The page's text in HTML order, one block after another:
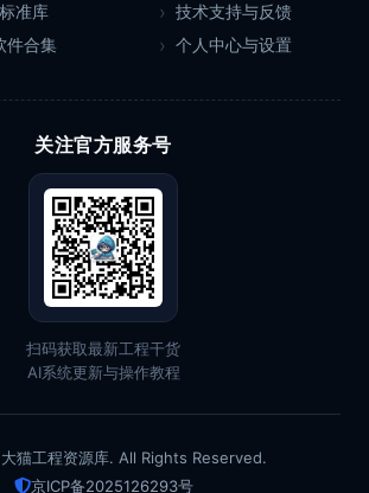
准库
件合集
技术支持与反馈
个人中心与设置
关注官方服务号
扫码获取最新工程干货
AI系统更新与操作教程
猫工程资源库. All Rights Reserved.
京ICP备2025126293号